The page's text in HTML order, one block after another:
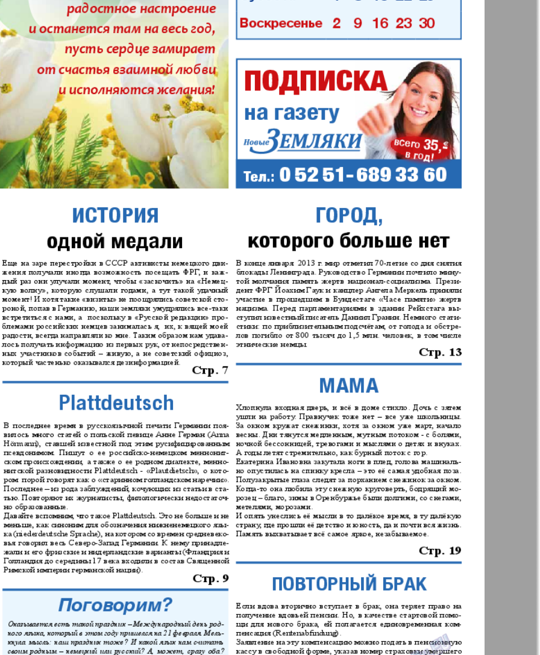
Aibolit Akzent Annonce
i fakty
Augsburg-city Afischa Augsburg Business
Vascha Gaseta Westi Westnik-info
Wostotschnaja
Germanija
Ost-Kurier Wadim
Haus und Familie
Domaschnij
Restaurant
Europa Ekspress Jasmin Woman`s life
Sdorowje Idealnaja Firma Nachrichten BW
Karriere Katjuscha Kenguru
Krot in
Deutschland
Krugozor Krugozor plus!
LDK auf Russisch Life in Frankfurt М-City
i
München-city
My City Frankfurt
am Main
Unsere Welt
Neskuchnaja Neue Welle Nord
i Tut
Ost-West
Panorama
Otdychaj-Kupi-
Prodaj
Partner-Sever